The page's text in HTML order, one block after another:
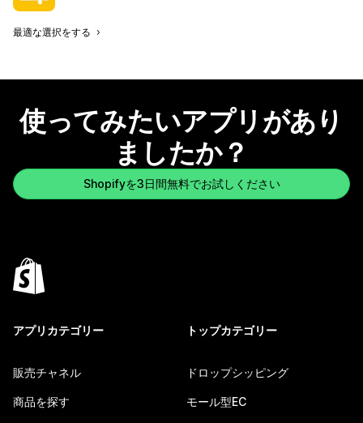
最適な選択をする
使ってみたいアプリがあり
ましたか？
Shopifyを3日間無料でお試しください
アプリカテゴリー
販売チャネル
商品を探す
トップカテゴリー
ドロップシッピング
モール型EC